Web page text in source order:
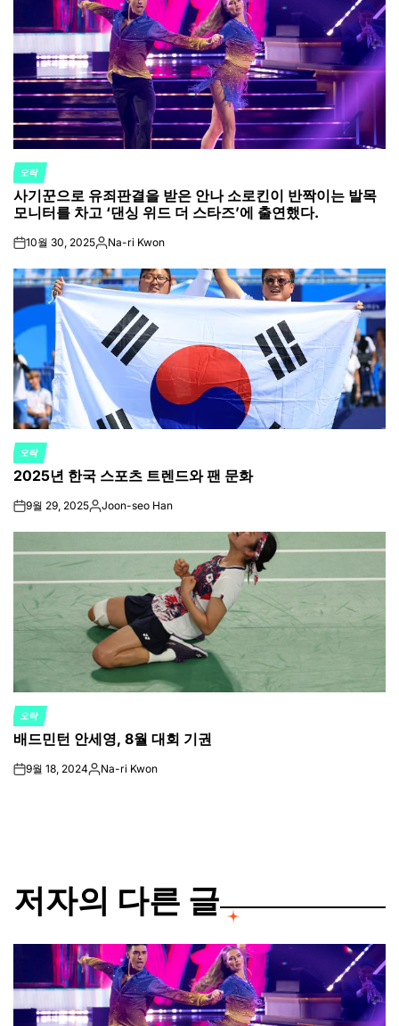
POSTED
IN
오락
사기꾼으로 유죄판결을 받은 안나 소로킨이 반짝이는 발목
모니터를 차고 ‘댄싱 위드 더 스타즈’에 출연했다.
on10월 30, 2025Posted
Na-ri Kwon
POSTED
IN
오락
2025년 한국 스포츠 트렌드와 팬 문화
on9월 29, 2025Posted
Joon-seo Han
POSTED
IN
오락
배드민턴 안세영, 8월 대회 기권
on9월 18, 2024Posted
Na-ri Kwon
저자의 다른 글